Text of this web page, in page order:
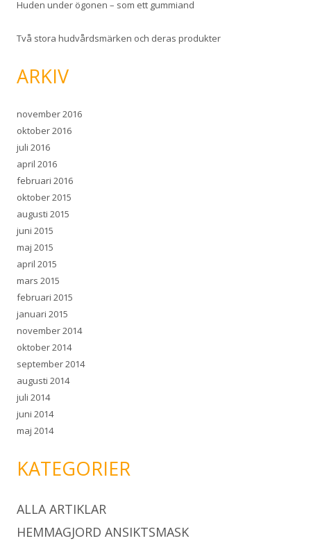
Huden under ögonen – som ett gummiand
Två stora hudvårdsmärken och deras produkter
ARKIV
november 2016
oktober 2016
juli 2016
april 2016
februari 2016
oktober 2015
augusti 2015
juni 2015
maj 2015
april 2015
mars 2015
februari 2015
januari 2015
november 2014
oktober 2014
september 2014
augusti 2014
juli 2014
juni 2014
maj 2014
KATEGORIER
ALLA ARTIKLAR
HEMMAGJORD ANSIKTSMASK